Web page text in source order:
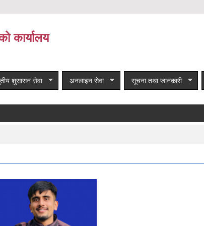
कार्यालय
शुसासन सेवा अनलाइन सेवा सूचना तथा जानकारी